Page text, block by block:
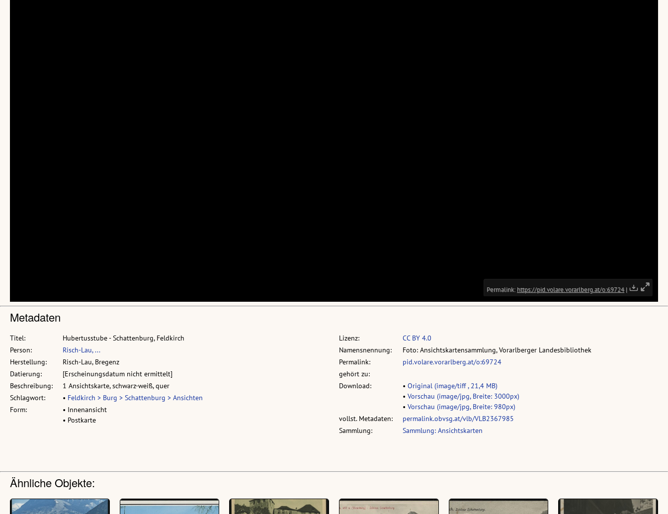
Metadaten
Titel:
Hubertusstube - Schattenburg, Feldkirch
Person:
Risch-Lau, ...
Herstellung:
Risch-Lau, Bregenz
Datierung:
[Erscheinungsdatum nicht ermittelt]
Beschreibung:
1 Ansichtskarte, schwarz-weiß, quer
Schlagwort:
• Feldkirch > Burg > Schattenburg > Ansichten
Form:
• Innenansicht
• Postkarte
Lizenz:
CC BY 4.0
Namensnennung:
Foto: Ansichtskartensammlung, Vorarlberger Landesbibliothek
Permalink:
pid.volare.vorarlberg.at/o:69724
gehört zu:
Download:
• Original (image/tiff , 21,4 MB)
• Vorschau (image/jpg, Breite: 3000px)
• Vorschau (image/jpg, Breite: 980px)
vollst. Metadaten:
permalink.obvsg.at/vlb/VLB2367985
Sammlung:
Sammlung: Ansichtskarten
Ähnliche Objekte: